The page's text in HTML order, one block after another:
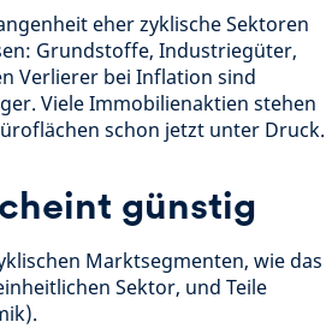
eher zyklische Sektoren
Grundstoffe, Industriegüter,
Verlierer bei Inflation sind
Viele Immobilienaktien stehen
schon jetzt unter Druck.
günstig
Marktsegmenten, wie das
Sektor, und Teile